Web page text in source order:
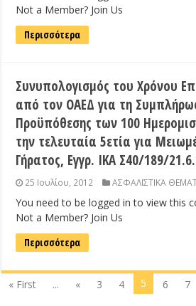
Not a Member? Join Us
Περισσότερα
Συνυπολογισμός του Χρόνου
από τον ΟΑΕΔ για τη
Προϋπόθεσης των 100
την τελευταία 5ετία για
Γήρατος, Εγγρ. ΙΚΑ Σ40/189/
25 Ιουλίου, 2012 ΑΣΦΑΛΙΣΤΙΚΑ
You need to be logged in to view this
Not a Member? Join Us
Περισσότερα
« First ... « 3 4 5 6 7